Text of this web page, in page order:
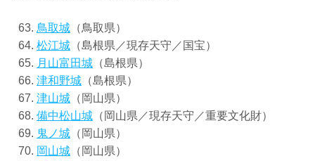
鳥取城 （鳥取県）
松江城 （島根県／現存天守／国宝）
月山富田城 （島根県）
津和野城 （島根県）
津山城 （岡山県）
備中松山城 （岡山県／現存天守／重要文化財）
鬼ノ城 （岡山県）
岡山城 （岡山県）